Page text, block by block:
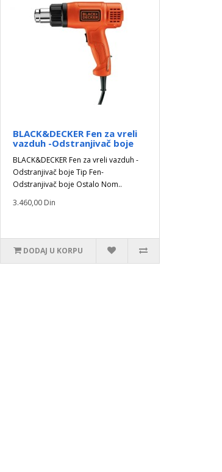
BLACK&DECKER Fen za vreli
vazduh -Odstranjivač boje
BLACK&DECKER Fen za vreli vazduh -
Odstranjivač boje Tip Fen-
Odstranjivač boje Ostalo Nom..
3.460,00 Din
DODAJ U KORPU